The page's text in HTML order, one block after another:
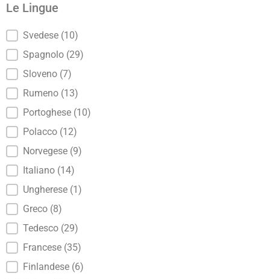
Le Lingue
Le Lingue
Svedese (10)
Spagnolo (29)
Sloveno (7)
Rumeno (13)
Portoghese (10)
Polacco (12)
Norvegese (9)
Italiano (14)
Ungherese (1)
Greco (8)
Tedesco (29)
Francese (35)
Finlandese (6)